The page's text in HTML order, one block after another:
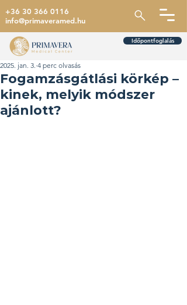
+36 30 366 0116
info@primaveramed.hu
Időpontfoglalás
Fogamzásgátlási körkép –
kinek, melyik módszer
ajánlott?
2025. jan. 3. 4 perc olvasás